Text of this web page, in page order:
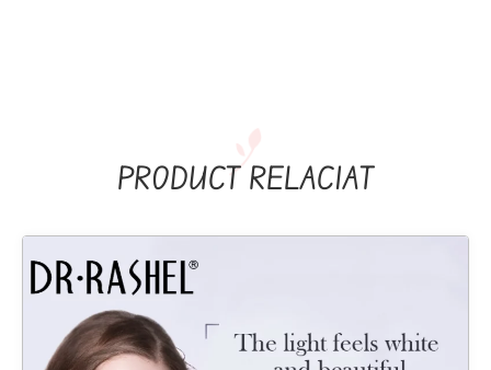
PRODUCT RELACIAT